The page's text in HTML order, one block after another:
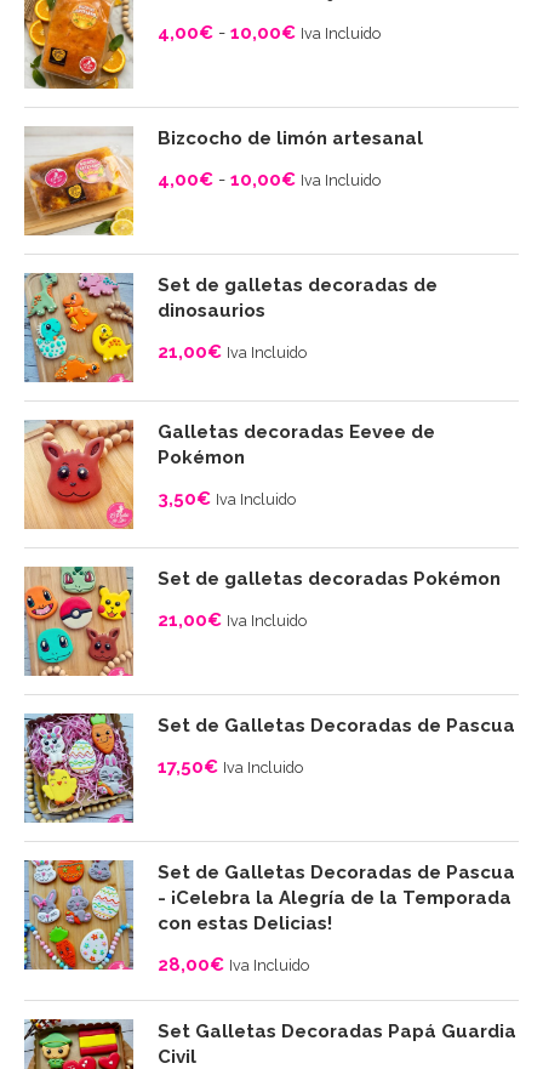
4,00€ - 10,00€
Rango
de
precios:
desde
4,00€
hasta
Iva Incluido
Bizcocho de limón artesanal
4,00€ - 10,00€
Rango
de
precios:
desde
4,00€
hasta
Iva Incluido
Set de galletas decoradas de
dinosaurios
21,00€ Iva Incluido
Galletas decoradas Eevee de
Pokémon
3,50€ Iva Incluido
Set de galletas decoradas Pokémon
21,00€ Iva Incluido
Set de Galletas Decoradas de Pascua
17,50€ Iva Incluido
Set de Galletas Decoradas de Pascua
- ¡Celebra la Alegría de la Temporada
con estas Delicias!
28,00€ Iva Incluido
Set Galletas Decoradas Papá Guardia
Civil